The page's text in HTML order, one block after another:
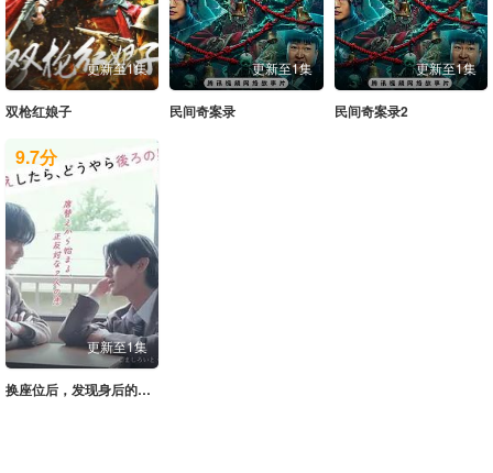
更新至1集
双枪红娘子
更新至1集
民间奇案录
更新至1集
民间奇案录2
9.7分
更新至1集
换座位后，发现身后的男生好像喜欢我